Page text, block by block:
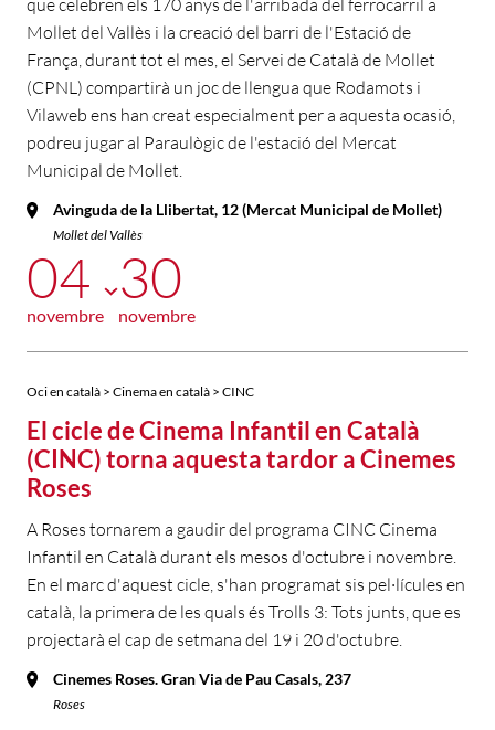
que celebren els 170 anys de l'arribada del ferrocarril a
Mollet del Vallès i la creació del barri de l'Estació de
França, durant tot el mes, el Servei de Català de Mollet
(CPNL) compartirà un joc de llengua que Rodamots i
Vilaweb ens han creat especialment per a aquesta ocasió,
podreu jugar al Paraulògic de l'estació del Mercat
Municipal de Mollet.
Avinguda de la Llibertat, 12 (Mercat Municipal de Mollet)
Mollet del Vallès
04
novembre
30
novembre
Oci en català > Cinema en català > CINC
El cicle de Cinema Infantil en Català
(CINC) torna aquesta tardor a Cinemes
Roses
A Roses tornarem a gaudir del programa CINC Cinema
Infantil en Català durant els mesos d'octubre i novembre.
En el marc d'aquest cicle, s'han programat sis pel·lícules en
català, la primera de les quals és Trolls 3: Tots junts, que es
projectarà el cap de setmana del 19 i 20 d'octubre.
Cinemes Roses. Gran Via de Pau Casals, 237
Roses